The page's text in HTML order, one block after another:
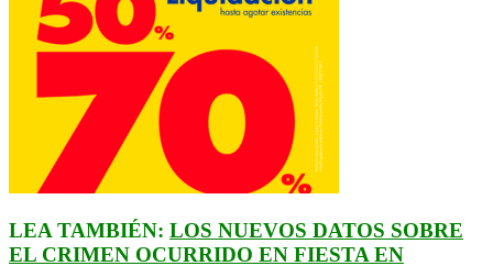
LEA TAMBIÉN: LOS NUEVOS DATOS SOBRE
EL CRIMEN OCURRIDO EN FIESTA EN